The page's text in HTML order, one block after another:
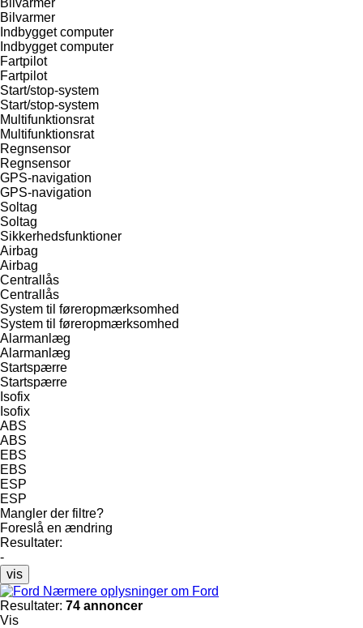
Bilvarmer
Indbygget computer
Indbygget computer
Fartpilot
Fartpilot
Start/stop-system
Start/stop-system
Multifunktionsrat
Multifunktionsrat
Regnsensor
Regnsensor
GPS-navigation
GPS-navigation
Soltag
Soltag
Sikkerhedsfunktioner
Airbag
Airbag
Centrallås
Centrallås
System til føreropmærksomhed
System til føreropmærksomhed
Alarmanlæg
Alarmanlæg
Startspærre
Startspærre
Isofix
Isofix
ABS
ABS
EBS
EBS
ESP
ESP
Mangler der filtre?
Foreslå en ændring
Resultater:
-
vis
Nærmere oplysninger om Ford
Resultater: 74 annoncer
Vis